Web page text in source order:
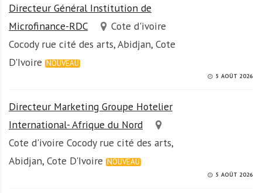
Directeur Général Institution de
Microfinance-RDC
Cote d'ivoire
Cocody rue cité des arts, Abidjan, Cote
D'Ivoire NOUVEAU
5 AOÛT 2026
Directeur Marketing Groupe Hotelier
International- Afrique du Nord
Cote d'ivoire Cocody rue cité des arts,
Abidjan, Cote D'Ivoire NOUVEAU
5 AOÛT 2026